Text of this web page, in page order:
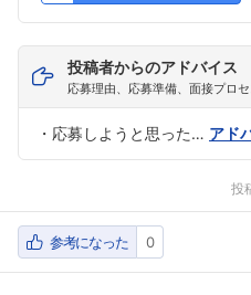
投稿者からのアドバイス
応募理由、応募準備、面接プロ
・応募しようと思った… アド
投
参考になった 0